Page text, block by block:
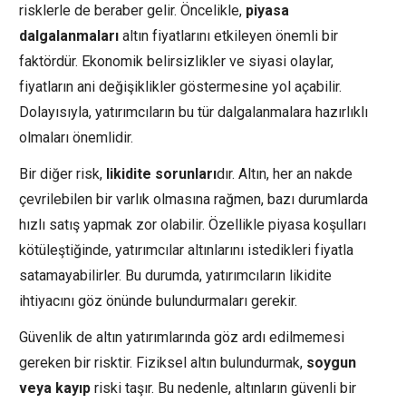
risklerle de beraber gelir. Öncelikle, piyasa
dalgalanmaları altın fiyatlarını etkileyen önemli bir
faktördür. Ekonomik belirsizlikler ve siyasi olaylar,
fiyatların ani değişiklikler göstermesine yol açabilir.
Dolayısıyla, yatırımcıların bu tür dalgalanmalara hazırlıklı
olmaları önemlidir.
Bir diğer risk, likidite sorunlarıdır. Altın, her an nakde
çevrilebilen bir varlık olmasına rağmen, bazı durumlarda
hızlı satış yapmak zor olabilir. Özellikle piyasa koşulları
kötüleştiğinde, yatırımcılar altınlarını istedikleri fiyatla
satamayabilirler. Bu durumda, yatırımcıların likidite
ihtiyacını göz önünde bulundurmaları gerekir.
Güvenlik de altın yatırımlarında göz ardı edilmemesi
gereken bir risktir. Fiziksel altın bulundurmak, soygun
veya kayıp riski taşır. Bu nedenle, altınların güvenli bir